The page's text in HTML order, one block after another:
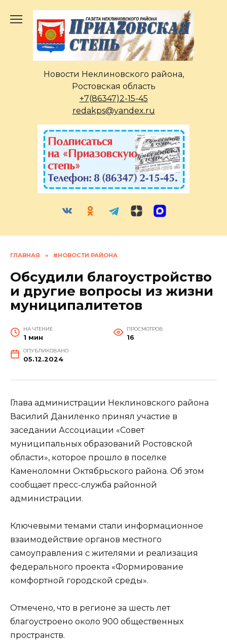
содержанию
Новости Неклиновского района,
Ростовская область
+7(86347)2-15-45
redakps@yandex.ru
ГЛАВНАЯ » #НОВОСТИ РАЙОНА
Обсудили благоустройство
и другие вопросы из жизни
муниципалитетов
НА ЧТЕНИЕ
1 мин
ПРОСМОТРОВ
16
ОПУБЛИКОВАНО
05.12.2024
Глава администрации Неклиновского района
Василий Даниленко принял участие в
заседании Ассоциации «Совет
муниципальных образований Ростовской
области», которое прошло в поселке
Каменоломни Октябрьского района. Об этом
сообщает пресс-служба районной
администрации.
Ключевыми темами стали информационное
взаимодействие органов местного
самоуправления с жителями и реализация
федерального проекта «Формирование
комфортной городской среды».
Отмечено, что в регионе за шесть лет
благоустроено около 900 общественных
пространств.